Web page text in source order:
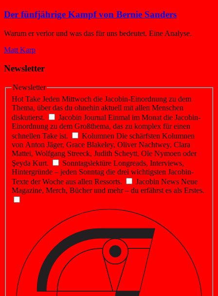
Der fünfjährige Kampf von Bernie Sanders
Warum er verlor und was das für uns bedeutet. Eine Analyse.
Matt Karp
Newsletter
Newsletter
Hot Take Jeden Mittwoch die Jacobin-Einordnung zu dem
Thema, über das du ohnehin aktuell mit allen Menschen
diskutierst.
Jacobin Journal Einmal im Monat die Jacobin-
Einordnung zu dem Großthema, das zu komplex für einen
schnellen Take ist.
Kolumnen Die schärfsten Kolumnen
von Anton Jäger, Grace Blakeley, Oliver Nachtwey, Clara
Mattei, Wolfgang Streeck, Judith Scheytt, Ole Nymoen oder
Şeyda Kurt.
Sonntagslektüre Longreads, Interviews,
Hintergründe – jeden Sonntag die drei wichtigsten Jacobin-
Texte der Woche aus allen Ressorts.
Jacobin News Neue
Magazine, Merch, Bücher und mehr – du erfährst es als Erstes.